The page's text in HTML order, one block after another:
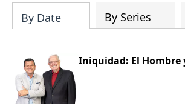
By Date By Series
Iniquidad: El Hombre